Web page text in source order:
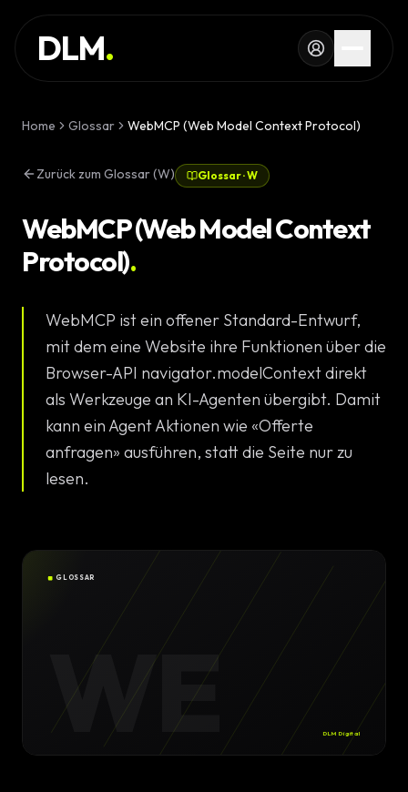
Skip to main content
DLM.
DIENSTLEISTUNG
REFERENZEN
WISSEN
GLOSSAR
MAGAZIN
KONFIGURATOR
RECHNER
PROJEKT
STARTEN
AI
Premium
Komplexe
Design
Home Glossar WebMCP (Web Model Context Protocol)
Zurück zum Glossar (W) Glossar·W
WebMCP (Web Model Context
Protocol).
WebMCP ist ein offener Standard-Entwurf,
mit dem eine Website ihre Funktionen über die
Browser-API navigator.modelContext direkt
als Werkzeuge an KI-Agenten übergibt. Damit
kann ein Agent Aktionen wie «Offerte
anfragen» ausführen, statt die Seite nur zu
lesen.
WE
GLOSSAR
DLM Digital